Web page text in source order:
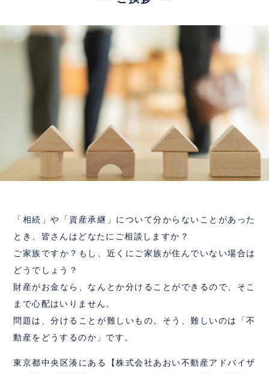
「相続」や「資産承継」について分からないことがあった
とき、皆さんはどなたにご相談しますか？
ご家族ですか？もし、近くにご家族が住んでいない場合は
どうでしょう？
財産がお金なら、なんとか分けることができるので、そこ
まで心配はいりません。
問題は、分けることが難しいもの。そう、難しいのは「不
動産をどうするのか」です。
東京都中央区湊にある【株式会社あおい不動産アドバイザ